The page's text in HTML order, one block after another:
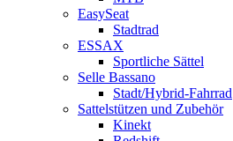
EasySeat
Stadtrad
ESSAX
Sportliche Sättel
Selle Bassano
Stadt/Hybrid-Fahrrad
Sattelstützen und Zubehör
Kinekt